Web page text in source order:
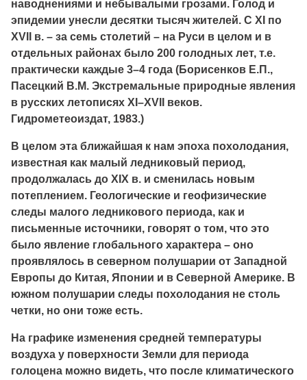
наводнениями и небывалыми грозами. Голод и
эпидемии унесли десятки тысяч жителей. С XI по
XVII в. – за семь столетий – на Руси в целом и в
отдельных районах было 200 голодных лет, т.е.
практически каждые 3–4 года (Борисенков Е.П.,
Пасецкий В.М. Экстремальные природные явления
в русских летописях XI–XVII веков.
Гидрометеоиздат, 1983.)
В целом эта ближайшая к нам эпоха похолодания,
известная как малый ледниковый период,
продолжалась до XIX в. и сменилась новым
потеплением. Геологические и геофизические
следы малого ледникового периода, как и
письменные источники, говорят о том, что это
было явление глобального характера – оно
проявлялось в северном полушарии от Западной
Европы до Китая, Японии и в Северной Америке. В
южном полушарии следы похолодания не столь
четки, но они тоже есть.
На графике изменения средней температуры
воздуха у поверхности Земли для периода
голоцена можно видеть, что после климатического